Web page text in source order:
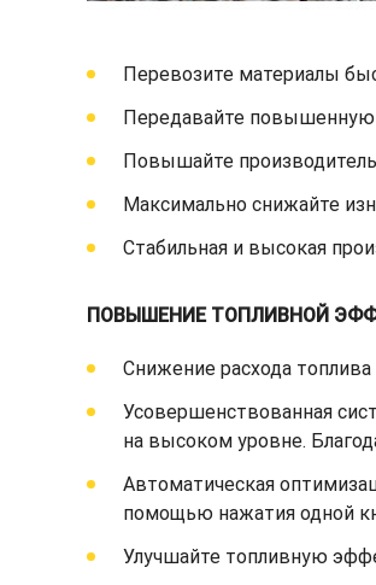
Перевозите материалы
Передавайте повышенную
Повышайте
Максимально снижайте
Стабильная и высокая
ПОВЫШЕНИЕ ТОПЛИВНОЙ
Снижение расхода топлива
Усовершенствованная
на высоком уровне.
Автоматическая
помощью нажатия одной
Улучшайте топливную